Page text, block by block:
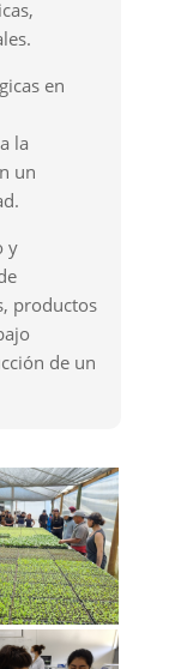
en
la
un
y
productos
de un